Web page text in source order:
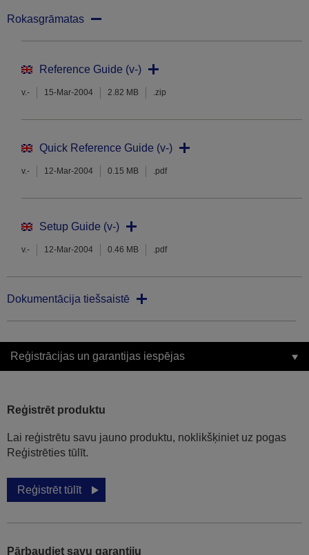
Rokasgrāmatas
Reference Guide (v-)
v.- 15-Mar-2004 2.82 MB .zip
Quick Reference Guide (v-)
v.- 12-Mar-2004 0.15 MB .pdf
Setup Guide (v-)
v.- 12-Mar-2004 0.46 MB .pdf
Dokumentācija tiešsaistē
Reģistrācijas un garantijas iespējas
Reģistrēt produktu
Lai reģistrētu savu jauno produktu, noklikšķiniet uz pogas
Reģistrēties tūlīt.
Reģistrēt tūlīt
Pārbaudiet savu garantiju